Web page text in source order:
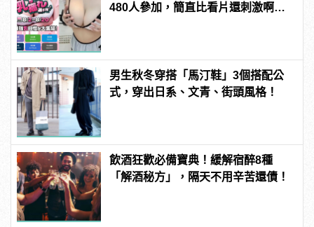
480人參加，簡直比看片還刺激啊！ |
男生秋冬穿搭「馬汀鞋」3個搭配公
式，穿出日系、文青、街頭風格！
飲酒狂歡必備寶典！緩解宿醉8種
「解酒秘方」，隔天不用辛苦還債！